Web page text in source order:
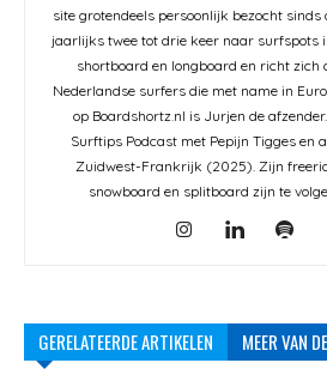
site grotendeels persoonlijk bezocht
jaarlijks twee tot drie keer naar surfspots
shortboard en longboard en richt zich
Nederlandse surfers die met name in
op Boardshortz.nl is Jurjen de
Surftips Podcast met Pepijn Tigges en
Zuidwest-Frankrijk (2025). Zijn
snowboard en splitboard zijn te
GERELATEERDE ARTIKELEN MEER VAN